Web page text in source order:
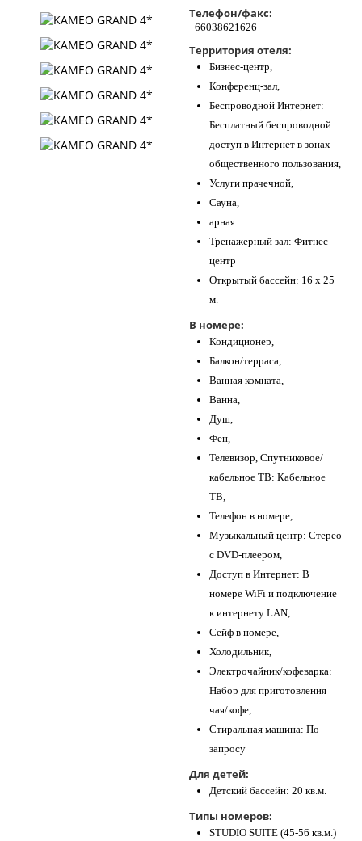
Телефон/факс:
+66038621626
Территория отеля:
Бизнес-центр,
Конференц-зал,
Беспроводной Интернет:
Бесплатный беспроводной
доступ в Интернет в зонах
общественного пользования,
Услуги прачечной,
Сауна,
арная
Тренажерный зал: Фитнес-
центр
Открытый бассейн: 16 x 25
м.
В номере:
Кондиционер,
Балкон/терраса,
Ванная комната,
Ванна,
Душ,
Фен,
Телевизор, Спутниковое/
кабельное ТВ: Кабельное
ТВ,
Телефон в номере,
Музыкальный центр: Стерео
с DVD-плеером,
Доступ в Интернет: В
номере WiFi и подключение
к интернету LAN,
Сейф в номере,
Холодильник,
Электрочайник/кофеварка:
Набор для приготовления
чая/кофе,
Стиральная машина: По
запросу
Для детей:
Детский бассейн: 20 кв.м.
Типы номеров:
STUDIO SUITE (45-56 кв.м.)